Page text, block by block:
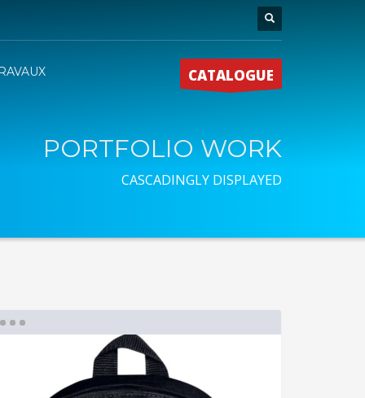
CATALOGUE
PORTFOLIO WORK
CASCADINGLY DISPLAYED